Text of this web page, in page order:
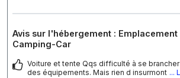
Avis sur l'hébergement : Emplacement
Camping-Car
Voiture et tente Qqs difficulté à se
des équipements. Mais rien d insurmont ...